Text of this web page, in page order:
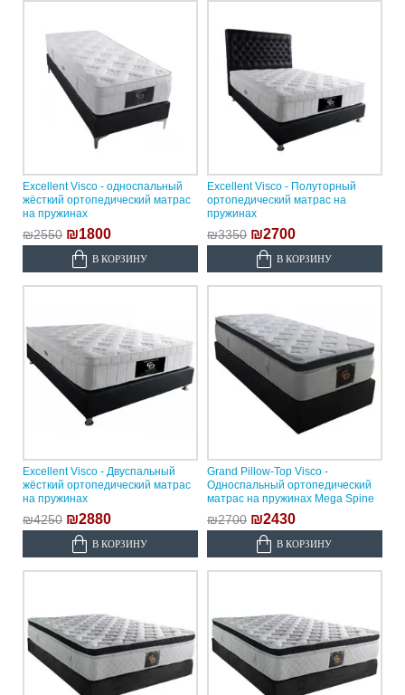
Excellent Visco - односпальный
жёсткий ортопедический матрас
на пружинах
₪2550 ₪1800
В КОРЗИНУ
Excellent Visco - Полуторный
ортопедический матрас на
пружинах
₪3350 ₪2700
В КОРЗИНУ
Excellent Visco - Двуспальный
жёсткий ортопедический матрас
на пружинах
₪4250 ₪2880
В КОРЗИНУ
Grand Pillow-Top Visco -
Односпальный ортопедический
матрас на пружинах Mega Spine
₪2700 ₪2430
В КОРЗИНУ